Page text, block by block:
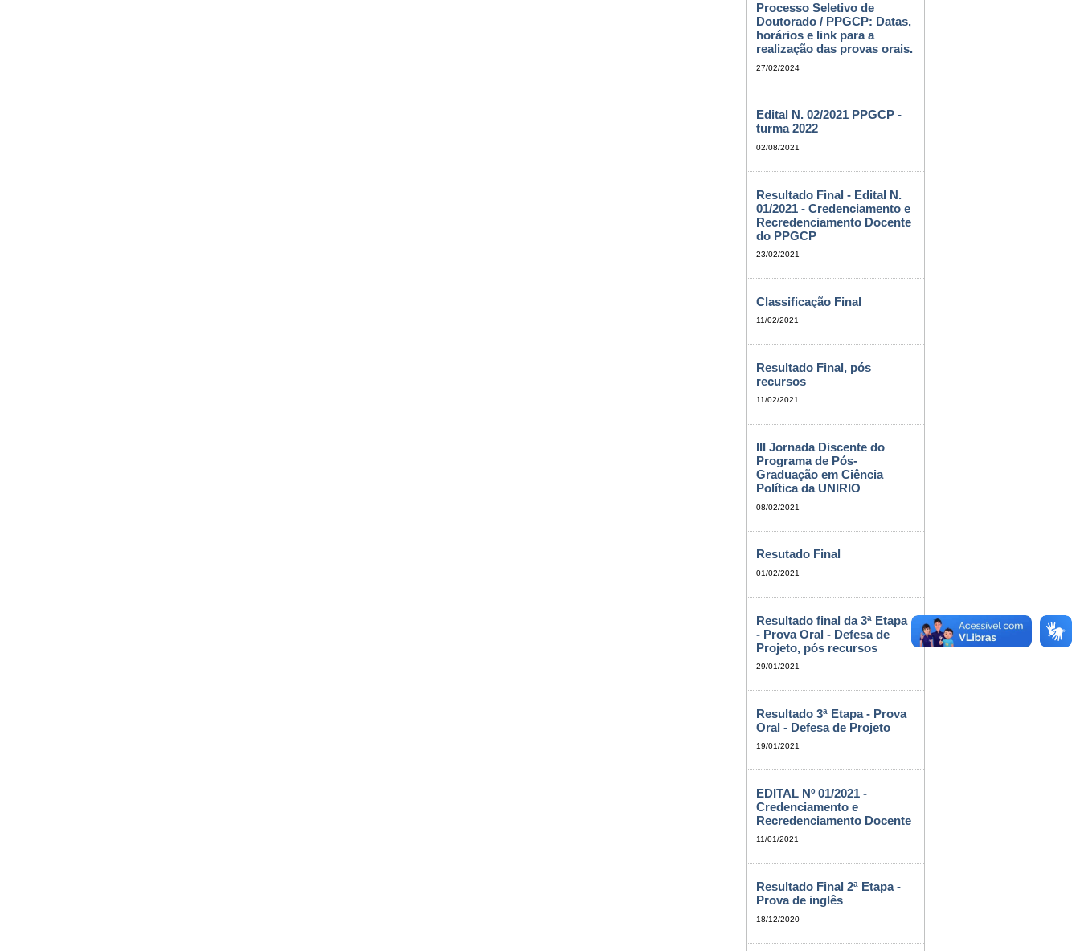
Processo Seletivo de
Doutorado / PPGCP: Datas,
horários e link para a
realização das provas orais.
27/02/2024
Edital N. 02/2021 PPGCP -
turma 2022
02/08/2021
Resultado Final - Edital N.
01/2021 - Credenciamento e
Recredenciamento Docente
do PPGCP
23/02/2021
Classificação Final
11/02/2021
Resultado Final, pós
recursos
11/02/2021
III Jornada Discente do
Programa de Pós-
Graduação em Ciência
Política da UNIRIO
08/02/2021
Resutado Final
01/02/2021
Resultado final da 3ª Etapa
- Prova Oral - Defesa de
Projeto, pós recursos
29/01/2021
Resultado 3ª Etapa - Prova
Oral - Defesa de Projeto
19/01/2021
EDITAL Nº 01/2021 -
Credenciamento e
Recredenciamento Docente
11/01/2021
Resultado Final 2ª Etapa -
Prova de inglês
18/12/2020